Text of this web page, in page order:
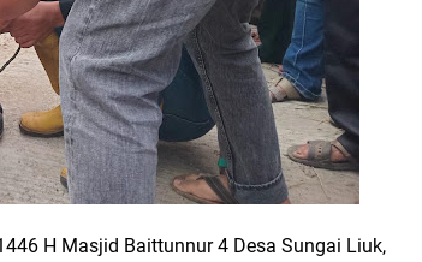
H Masjid Baittunnur 4 Desa Sungai Liuk,